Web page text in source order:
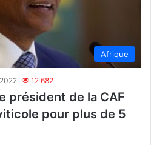
Afrique
12 682
président de la CAF
pour plus de 5